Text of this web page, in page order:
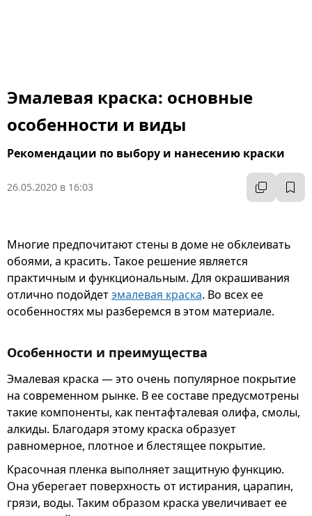
Эмалевая краска: основные
особенности и виды
Рекомендации по выбору и нанесению краски
26.05.2020 в 16:03
Многие предпочитают стены в доме не обклеивать
обоями, а красить. Такое решение является
практичным и функциональным. Для окрашивания
отлично подойдетэмалевая краска. Во всех ее
особенностях мы разберемся в этом материале.
Особенности и преимущества
Эмалевая краска — это очень популярное покрытие
на современном рынке. В ее составе предусмотрены
такие компоненты, как пентафталевая олифа, смолы,
алкиды. Благодаря этому краска образует
равномерное, плотное и блестящее покрытие.
Красочная пленка выполняет защитную функцию.
Она уберегает поверхность от истирания, царапин,
грязи, воды. Таким образом краска увеличивает ее